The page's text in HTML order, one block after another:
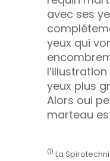
avec ses
yeux qui
yeux plus
Alors oui
marteau
(1) La